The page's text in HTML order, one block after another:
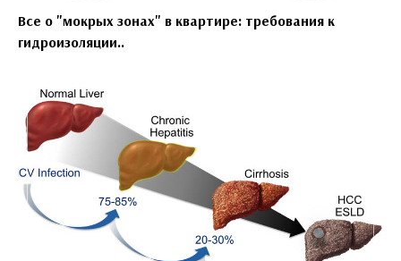
Все о "мокрых зонах" в квартире: требования к
гидроизоляции..